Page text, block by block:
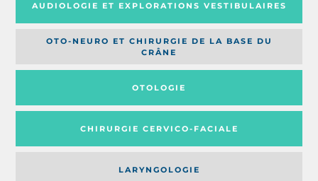
AUDIOLOGIE ET EXPLORATIONS VESTIBULAIRES
OTO-NEURO ET CHIRURGIE DE LA BASE DU
CRÂNE
OTOLOGIE
CHIRURGIE CERVICO-FACIALE
LARYNGOLOGIE